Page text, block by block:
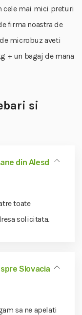
cele mai mici preturi
firma noastra de
microbuz aveti
+ un bagaj de mana
si
din Alesd
toate
solicitata.
Slovacia
sa ne apelati